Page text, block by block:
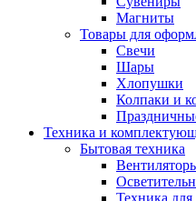
Магниты
Товары для
Свечи
Шары
Хлопушки
Колпаки и
Техника и
Бытовая техника
Техника